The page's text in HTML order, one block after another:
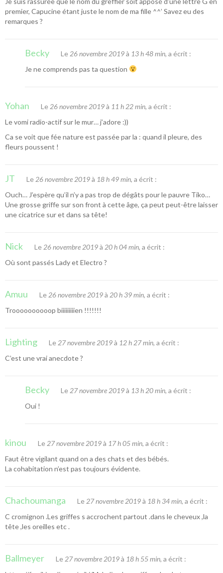
premier, Capucine étant juste le nom de ma fille ^^’ Savez eu des
remarques ?
Becky Le 26 novembre 2019à 13 h 48 min, a écrit :
Je ne comprends pas ta question
Yohan Le 26 novembre 2019à 11 h 22 min, a écrit :
Le vomi radio-actif sur le mur… j’adore :))
Ca se voit que fée nature est passée par la : quand il pleure, des
fleurs poussent !
JT Le 26 novembre 2019à 18 h 49 min, a écrit :
Ouch… J’espère qu’il n’y a pas trop de dégâts pour le pauvre Tiko…
Une grosse griffe sur son front à cette âge, ça peut peut-être laisser
une cicatrice sur et dans sa tête!
Nick Le 26 novembre 2019à 20 h 04 min, a écrit :
Où sont passés Lady et Electro ?
Amuu Le 26 novembre 2019à 20 h 39 min, a écrit :
Troooooooooop biiiiiiiiien !!!!!!!
Lighting Le 27 novembre 2019à 12 h 27 min, a écrit :
C’est une vrai anecdote ?
Becky Le 27 novembre 2019à 13 h 20 min, a écrit :
Oui !
kinou Le 27 novembre 2019à 17 h 05 min, a écrit :
Faut être vigilant quand on a des chats et des bébés.
La cohabitation n’est pas toujours évidente.
Chachoumanga Le 27 novembre 2019à 18 h 34 min, a écrit :
C cromignon .Les griffes s accrochent partout .dans le cheveux ,la
tête ,les oreilles etc .
Ballmeyer Le 27 novembre 2019à 18 h 55 min, a écrit :